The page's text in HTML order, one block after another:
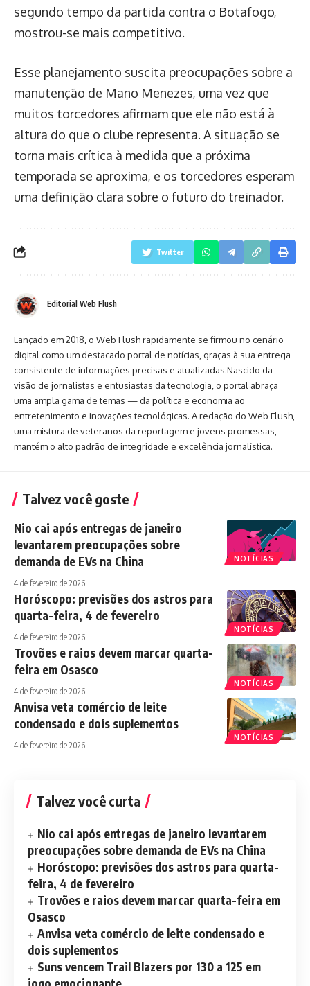
segundo tempo da partida contra o Botafogo,
mostrou-se mais competitivo.
Esse planejamento suscita preocupações sobre a
manutenção de Mano Menezes, uma vez que
muitos torcedores afirmam que ele não está à
altura do que o clube representa. A situação se
torna mais crítica à medida que a próxima
temporada se aproxima, e os torcedores esperam
uma definição clara sobre o futuro do treinador.
Twitter
Editorial Web Flush
Lançado em 2018, o Web Flush rapidamente se firmou no cenário
digital como um destacado portal de notícias, graças à sua entrega
consistente de informações precisas e atualizadas.Nascido da
visão de jornalistas e entusiastas da tecnologia, o portal abraça
uma ampla gama de temas — da política e economia ao
entretenimento e inovações tecnológicas. A redação do Web Flush,
uma mistura de veteranos da reportagem e jovens promessas,
mantém o alto padrão de integridade e excelência jornalística.
Talvez você goste
NOTÍCIAS
Nio cai após entregas de janeiro
levantarem preocupações sobre
demanda de EVs na China
4 de fevereiro de 2026
NOTÍCIAS
Horóscopo: previsões dos astros para
quarta-feira, 4 de fevereiro
4 de fevereiro de 2026
NOTÍCIAS
Trovões e raios devem marcar quarta-
feira em Osasco
4 de fevereiro de 2026
NOTÍCIAS
Anvisa veta comércio de leite
condensado e dois suplementos
4 de fevereiro de 2026
Talvez você curta
Nio cai após entregas de janeiro levantarem
preocupações sobre demanda de EVs na China
Horóscopo: previsões dos astros para quarta-
feira, 4 de fevereiro
Trovões e raios devem marcar quarta-feira em
Osasco
Anvisa veta comércio de leite condensado e
dois suplementos
Suns vencem Trail Blazers por 130 a 125 em